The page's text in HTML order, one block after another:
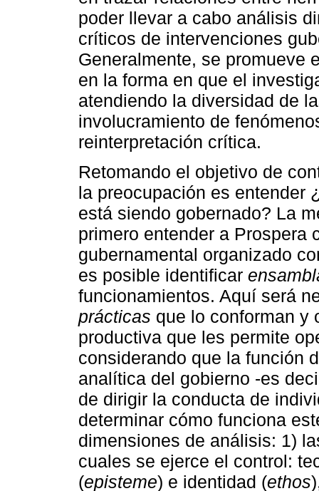
poder llevar a cabo análisis
críticos de intervenciones
Generalmente, se promueve
en la forma en que el
atendiendo la diversidad de
involucramiento de
reinterpretación crítica.
Retomando el objetivo de
la preocupación es entender
está siendo gobernado? La
primero entender a Prospera
gubernamental organizado
es posible identificar
funcionamientos. Aquí será
prácticas que lo conforman y
productiva que les permite
considerando que la función
analítica del gobierno -es
de dirigir la conducta de
determinar cómo funciona
dimensiones de análisis: 1)
cuales se ejerce el control:
(episteme) e identidad (ethos